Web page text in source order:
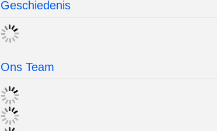
Geschiedenis
Ons Team